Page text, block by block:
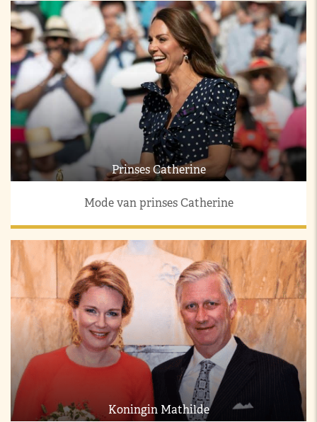
Prinses Catherine
Mode van prinses Catherine
Koningin Mathilde